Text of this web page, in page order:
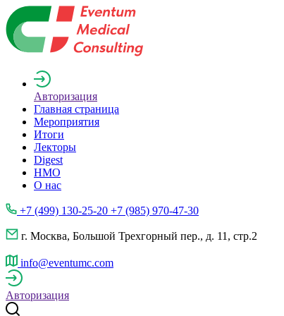
Авторизация
Главная страница
Мероприятия
Итоги
Лекторы
Digest
НМО
О нас
+7 (499) 130-25-20 +7 (985) 970-47-30
г. Москва, Большой Трехгорный пер., д. 11, стр.2
info@eventumc.com
Авторизация